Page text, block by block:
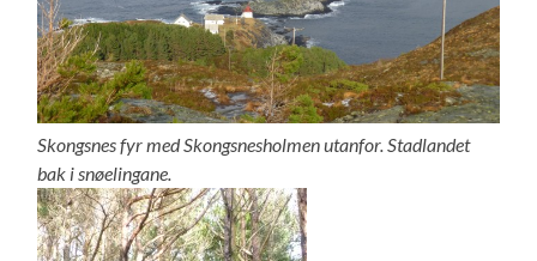
Skongsnes fyr med Skongsnesholmen utanfor. Stadlandet
bak i snøelingane.